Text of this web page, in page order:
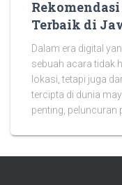
Terbaik di
Dalam era digital
sebuah acara tidak
lokasi, tetapi juga
tercipta di dunia
penting, peluncuran